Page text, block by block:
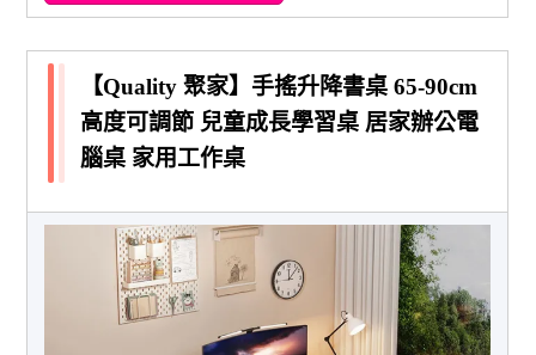
【Quality 聚家】手搖升降書桌 65-90cm
高度可調節 兒童成長學習桌 居家辦公電
腦桌 家用工作桌